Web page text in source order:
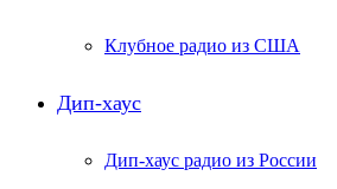
Клубное радио из США
Дип-хаус
Дип-хаус радио из России